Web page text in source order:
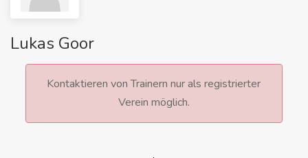
Lukas Goor
Kontaktieren von Trainern nur als registrierter
Verein möglich.